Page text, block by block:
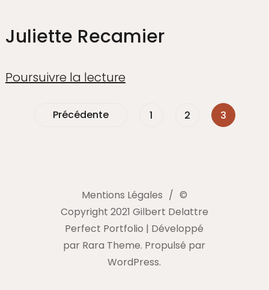
Juliette Recamier
Poursuivre la lecture
Précédente 1 2 3
Mentions Légales
©
Copyright 2021 Gilbert Delattre
Perfect Portfolio | Développé
par Rara Theme. Propulsé par
WordPress.